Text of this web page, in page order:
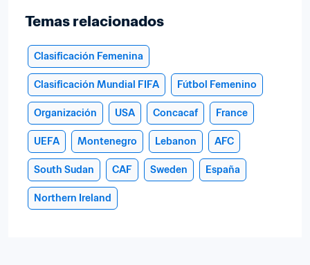
Temas relacionados
Clasificación Femenina
Clasificación Mundial FIFA Fútbol Femenino
Organización USA Concacaf France
UEFA Montenegro Lebanon AFC
South Sudan CAF Sweden España
Northern Ireland